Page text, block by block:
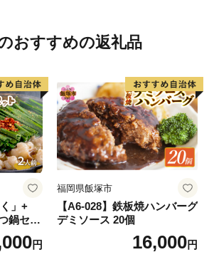
おすすめの返礼品
」+
鍋セッ
500g
円
福岡県飯塚市
【A6-028】鉄板焼ハンバーグ
デミソース 20個
16,000円